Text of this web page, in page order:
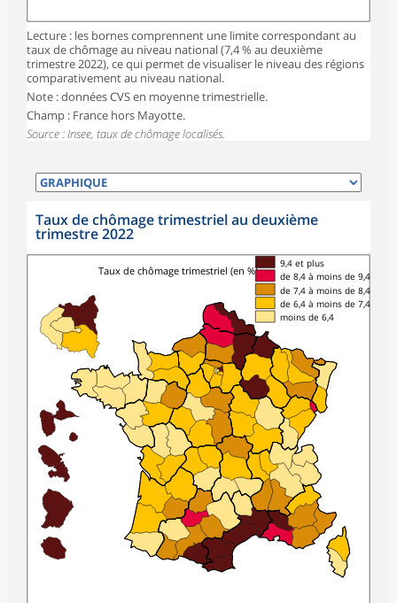
Lecture : les bornes comprennent une limite correspondant au
taux de chômage au niveau national (7,4 % au deuxième
trimestre 2022), ce qui permet de visualiser le niveau des régions
comparativement au niveau national.
Note : données CVS en moyenne trimestrielle.
Champ : France hors Mayotte.
Source : Insee, taux de chômage localisés.
Taux de chômage trimestriel au deuxième
trimestre 2022
Taux de chômage trimestriel (en %)
moins de 6,4
de 6,4 à moins de 7,4
de 7,4 à moins de 8,4
de 8,4 à moins de 9,4
9,4 et plus